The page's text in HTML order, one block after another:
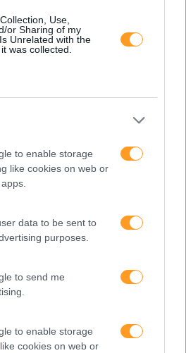
Use,
or Sharing of my
Unrelated with the
was collected.
to enable storage
like cookies on web or
data to be sent to
purposes.
to send me
to enable storage
cookies on web or
dos líderes é
os dados
pensamento
tira-nos
automático
em IA para
Formação, fala
Academia de